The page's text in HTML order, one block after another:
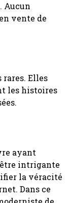
Aucun
vente de
rares. Elles
les histoires
ayant
intrigante
la véracité
Dans ce